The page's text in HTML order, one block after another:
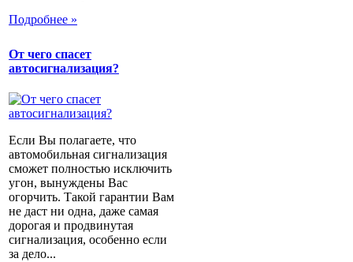
Подробнее »
От чего спасет
автосигнализация?
Если Вы полагаете, что
автомобильная сигнализация
сможет полностью исключить
угон, вынуждены Вас
огорчить. Такой гарантии Вам
не даст ни одна, даже самая
дорогая и продвинутая
сигнализация, особенно если
за дело...